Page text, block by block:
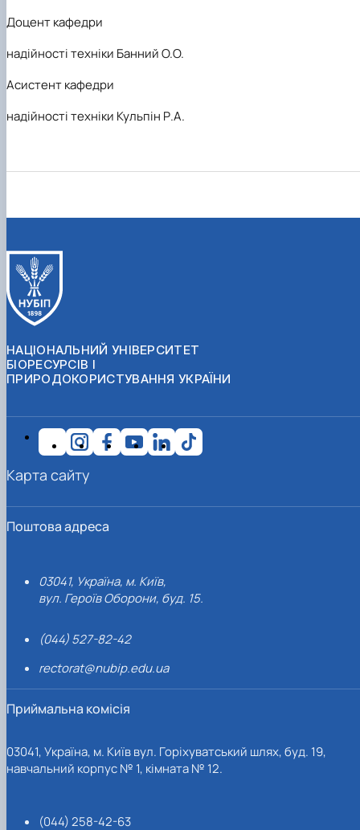
Доцент кафедри
надійності техніки Банний О.О.
Асистент кафедри
надійності техніки Кульпін Р.А.
НАЦІОНАЛЬНИЙ УНІВЕРСИТЕТ
БІОРЕСУРСІВ І
ПРИРОДОКОРИСТУВАННЯ УКРАЇНИ
Поштова адреса
03041, Україна, м. Київ,
вул. Героїв Оборони, буд. 15.
(044) 527-82-42
rectorat@nubip.edu.ua
Приймальна комісія
03041, Україна, м. Київ вул. Горіхуватський шлях, буд. 19,
навчальний корпус № 1, кімната № 12.
(044) 258-42-63
Карта сайту